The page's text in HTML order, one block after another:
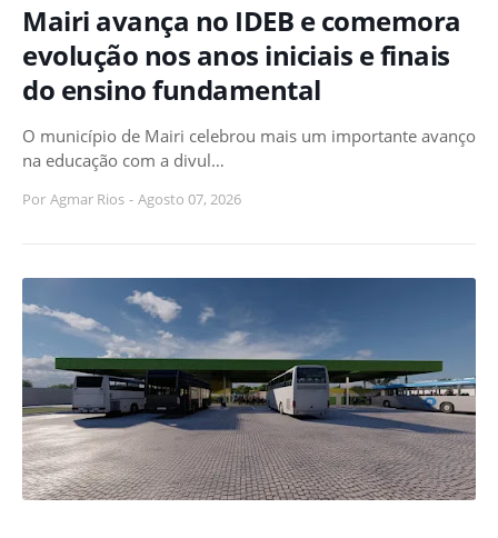
Mairi avança no IDEB e comemora
evolução nos anos iniciais e finais
do ensino fundamental
O município de Mairi celebrou mais um importante avanço
na educação com a divul…
Por Agmar Rios - Agosto 07, 2026